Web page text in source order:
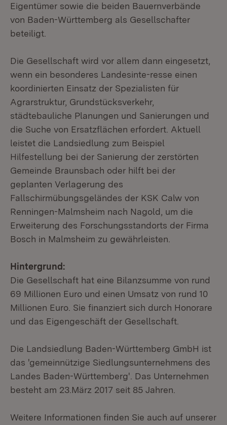
Eigentümer sowie die beiden Bauernverbände
von Baden-Württemberg als Gesellschafter
beteiligt.
Die Gesellschaft wird vor allem dann eingesetzt,
wenn ein besonderes Landesinte-resse einen
koordinierten Einsatz der Spezialisten für
Agrarstruktur, Grundstücksverkehr,
städtebauliche Planungen und Sanierungen und
die Suche von Ersatzflächen erfordert. Aktuell
leistet die Landsiedlung zum Beispiel
Hilfestellung bei der Sanierung der zerstörten
Gemeinde Braunsbach oder hilft bei der
geplanten Verlagerung des
Fallschirmübungsgeländes der KSK Calw von
Renningen-Malmsheim nach Nagold, um die
Erweiterung des Forschungsstandorts der Firma
Bosch in Malmsheim zu gewährleisten.
Hintergrund:
Die Gesellschaft hat eine Bilanzsumme von rund
69 Millionen Euro und einen Umsatz von rund 10
Millionen Euro. Sie finanziert sich durch Honorare
und das Eigengeschäft der Gesellschaft.
Die Landsiedlung Baden-Württemberg GmbH ist
das 'gemeinnützige Siedlungsunternehmens des
Landes Baden-Württemberg'. Das Unternehmen
besteht am 23.März 2017 seit 85 Jahren.
Weitere Informationen finden Sie auch auf unserer